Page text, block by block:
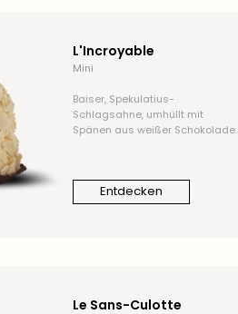
L'Incroyable
Mini
Baiser, Spekulatius-
Schlagsahne, umhüllt mit
Spänen aus weißer Schokolade.
Entdecken
Le Sans-Culotte